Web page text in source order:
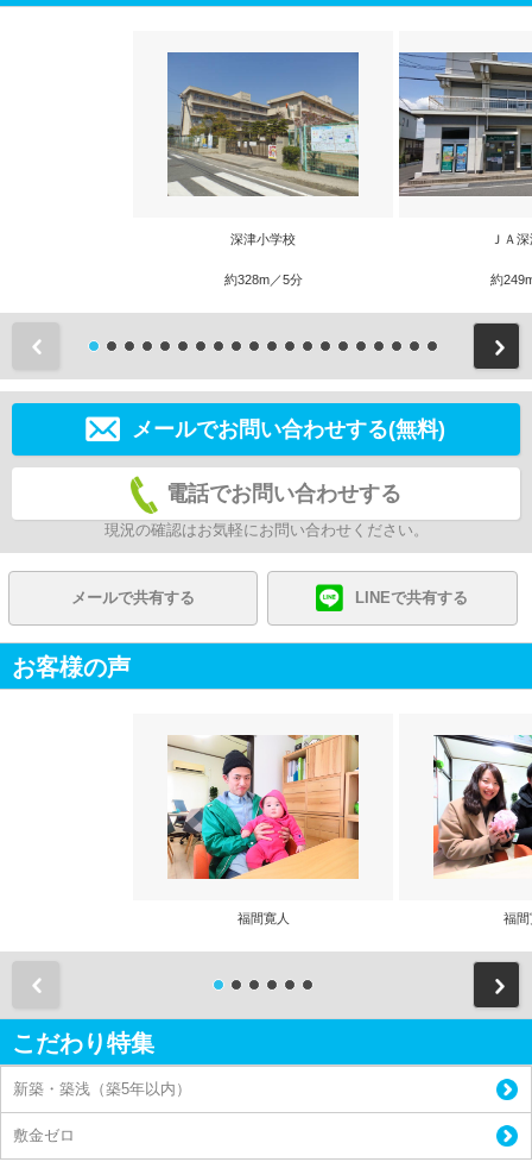
深津小学校
約328m／5分
ＪＡ
約
メールでお問い合わせする(無料)
電話でお問い合わせする
現況の確認はお気軽にお問い合わせください。
メールで共有する LINEで共有する
お客様の声
福間寛人 福間
こだわり特集
新築・築浅（築5年以内）
敷金ゼロ